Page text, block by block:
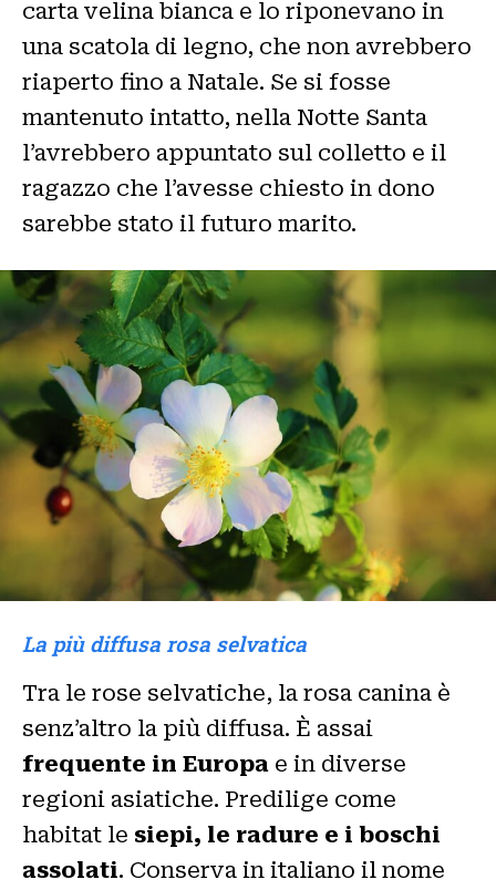
carta velina bianca e lo riponevano in
una scatola di legno, che non avrebbero
riaperto fino a Natale. Se si fosse
mantenuto intatto, nella Notte Santa
l’avrebbero appuntato sul colletto e il
ragazzo che l’avesse chiesto in dono
sarebbe stato il futuro marito.
La più diffusa rosa selvatica
Tra le rose selvatiche, la rosa canina è
senz’altro la più diffusa. È assai
frequente in Europa e in diverse
regioni asiatiche. Predilige come
habitat le siepi, le radure e i boschi
assolati. Conserva in italiano il nome